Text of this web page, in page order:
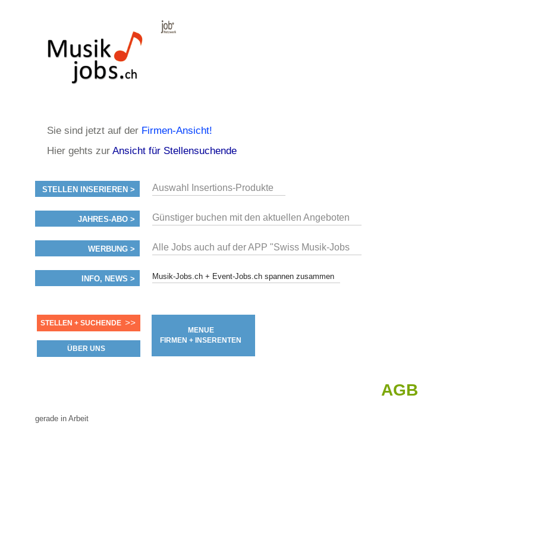
Sie sind jetzt auf der Firmen-Ansicht!
Hier gehts zur Ansicht für Stellensuchende
STELLEN INSERIEREN > Auswahl Insertions-Produkte
JAHRES-ABO > Günstiger buchen mit den aktuellen Angeboten
WERBUNG > Alle Jobs auch auf der APP "Swiss Musik-Jobs
INFO, NEWS > Musik-Jobs.ch + Event-Jobs.ch spannen zusammen
STELLEN + SUCHENDE >>
ÜBER UNS
MENUE
FIRMEN + INSERENTEN
AGB
gerade in Arbeit